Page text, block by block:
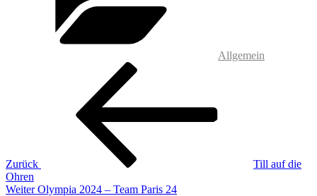
Allgemein
Beitragsnavigation
Zurück
Till auf die
Ohren
Nächster
Weiter Olympia 2024 – Team Paris 24